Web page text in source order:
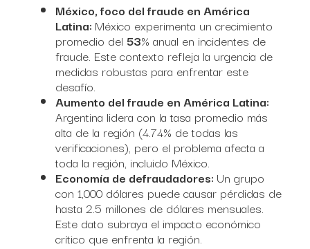
México, foco del fraude en América
Latina: México experimenta un crecimiento
promedio del 53% anual en incidentes de
fraude. Este contexto refleja la urgencia de
medidas robustas para enfrentar este
desafío.
Aumento del fraude en América Latina:
Argentina lidera con la tasa promedio más
alta de la región (4.74% de todas las
verificaciones), pero el problema afecta a
toda la región, incluido México.
Economía de defraudadores: Un grupo
con 1,000 dólares puede causar pérdidas de
hasta 2.5 millones de dólares mensuales.
Este dato subraya el impacto económico
crítico que enfrenta la región.